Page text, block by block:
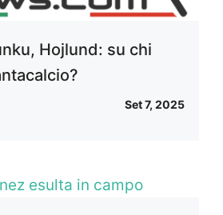
Hojlund: su chi
Set 7, 2025